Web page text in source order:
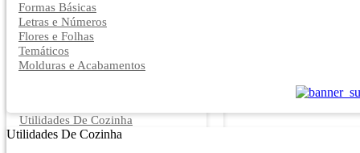
Formas Básicas
Letras e Números
Flores e Folhas
Temáticos
Molduras e Acabamentos
Utilidades De Cozinha
Utilidades De Cozinha